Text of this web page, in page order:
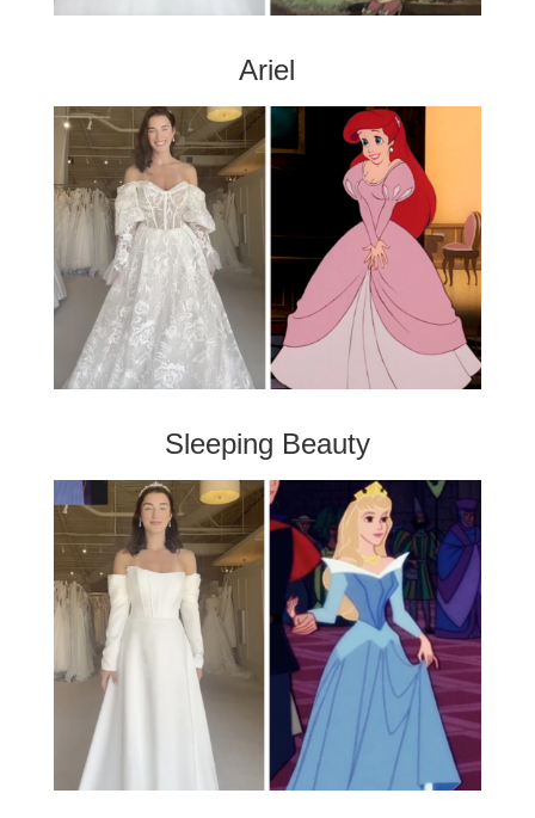
Ariel
Sleeping Beauty